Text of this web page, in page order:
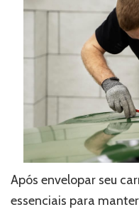
Após envelopar seu
essenciais para